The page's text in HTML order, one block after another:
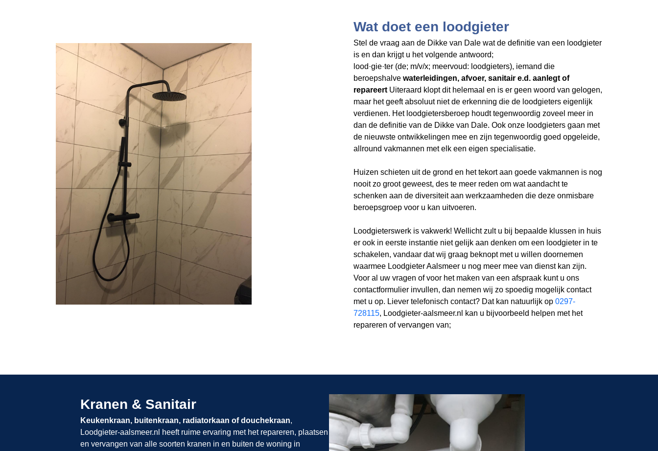
Wat doet een loodgieter
Stel de vraag aan de Dikke van Dale wat de definitie van een loodgieter
is en dan krijgt u het volgende antwoord;
lood·gie·ter (de; m/v/x; meervoud: loodgieters), iemand die
beroepshalve waterleidingen, afvoer, sanitair e.d. aanlegt of
repareert Uiteraard klopt dit helemaal en is er geen woord van gelogen,
maar het geeftabsoluut niet de erkenning die de loodgieters eigenlijk
verdienen. Het loodgietersberoep houdt tegenwoordig zoveel meer in
dan de definitie van de Dikke van Dale. Ook onze loodgieters gaan met
de nieuwste ontwikkelingen mee en zijn tegenwoordig goed opgeleide,
allround vakmannen met elk een eigen specialisatie.
Huizen schieten uit de grond en het tekort aan goede vakmannen is nog
nooit zo groot geweest, des te meer reden om wat aandacht te
schenken aan de diversiteit aan werkzaamheden die deze onmisbare
beroepsgroep voor u kan uitvoeren.
Loodgieterswerk is vakwerk! Wellicht zult u bij bepaalde klussen in huis
er ook in eerste instantie niet gelijk aan denken om een loodgieter in te
schakelen, vandaar dat wij graag beknopt met u willen doornemen
waarmee Loodgieter Aalsmeer u nog meer mee van dienst kan zijn.
Voor al uw vragen of voor het maken van een afspraak kunt u ons
contactformulier invullen, dan nemen wij zo spoedig mogelijk contact
met u op. Liever telefonisch contact? Dat kan natuurlijk op 0297-
728115, Loodgieter-aalsmeer.nl kan u bijvoorbeeld helpen met het
repareren of vervangen van;
Kranen & Sanitair
Keukenkraan, buitenkraan, radiatorkaan of douchekraan,
Loodgieter-aalsmeer.nl​​​​​​​
heeft ruime ervaring met het repareren, plaatsen
en vervangen van alle soorten kranen in en buiten de woning in